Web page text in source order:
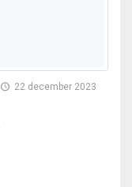
22 december 2023